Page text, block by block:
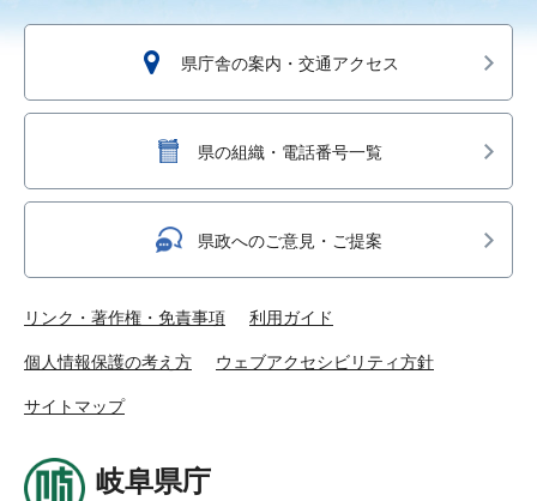
県庁舎の案内・交通アクセス
県の組織・電話番号一覧
県政へのご意見・ご提案
リンク・著作権・免責事項 利用ガイド
個人情報保護の考え方 ウェブアクセシビリティ方針
サイトマップ
岐阜県庁